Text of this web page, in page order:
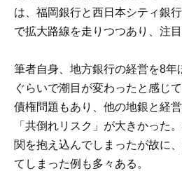
は、福岡銀行と西日本シティ銀
で拡大路線を走りつつあり、注目
筆者自身、地方銀行の経営を8年
ぐらいで潮目が変わったと感じ
債権問題もあり、他の地銀と経
「共倒れリスク」が大きかった
関を抱え込んでしまったが故に
てしまった例も多々ある。